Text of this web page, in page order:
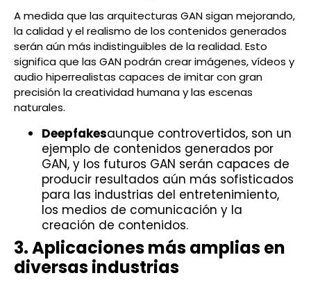
A medida que las arquitecturas GAN sigan mejorando,
la calidad y el realismo de los contenidos generados
serán aún más indistinguibles de la realidad. Esto
significa que las GAN podrán crear imágenes, vídeos y
audio hiperrealistas capaces de imitar con gran
precisión la creatividad humana y las escenas
naturales.
Deepfakesaunque controvertidos, son un
ejemplo de contenidos generados por
GAN, y los futuros GAN serán capaces de
producir resultados aún más sofisticados
para las industrias del entretenimiento,
los medios de comunicación y la
creación de contenidos.
3. Aplicaciones más amplias en
diversas industrias